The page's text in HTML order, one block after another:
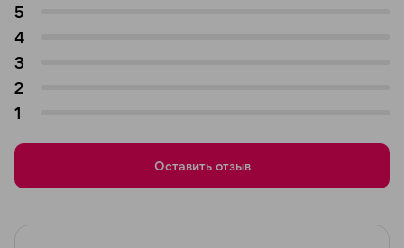
5
4
3
2
1
Оставить отзыв